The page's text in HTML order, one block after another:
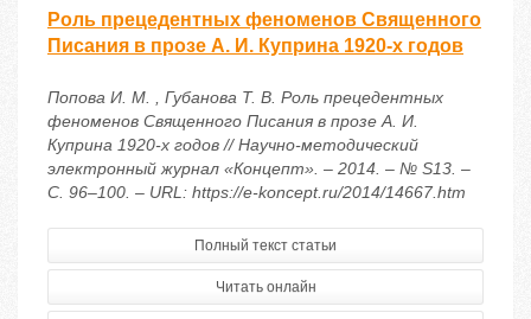
Роль прецедентных феноменов Священного
Писания в прозе А. И. Куприна 1920-х годов
Попова И. М. , Губанова Т. В. Роль прецедентных
феноменов Священного Писания в прозе А. И.
Куприна 1920-х годов // Научно-методический
электронный журнал «Концепт». – 2014. – № S13. –
С. 96–100. – URL: https://e-koncept.ru/2014/14667.htm
Полный текст статьи
Читать онлайн